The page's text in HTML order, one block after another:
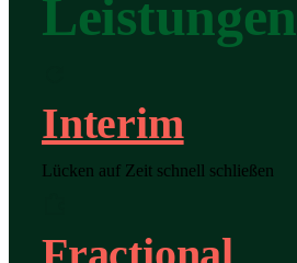
Leistungen
Interim
Lücken auf Zeit schnell schließen